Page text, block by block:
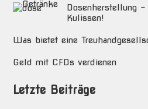
Dosenherstellung
Kulissen!
Was bietet eine
Geld mit CFDs verdienen
Letzte Beiträge